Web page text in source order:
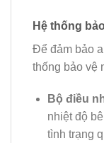
Hệ thống
Để đảm bảo
thống bảo vệ
Bộ điều
nhiệt độ
tình trạng